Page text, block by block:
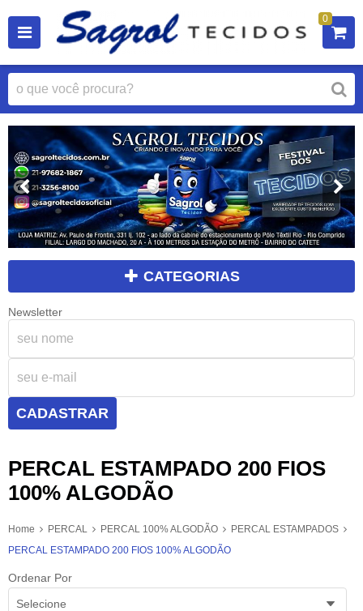
0
CATEGORIAS
Newsletter
CADASTRAR
PERCAL ESTAMPADO 200 FIOS
100% ALGODÃO
Home PERCAL PERCAL 100% ALGODÃO
PERCAL ESTAMPADOS
PERCAL ESTAMPADO 200 FIOS 100% ALGODÃO
Ordenar Por
Selecione